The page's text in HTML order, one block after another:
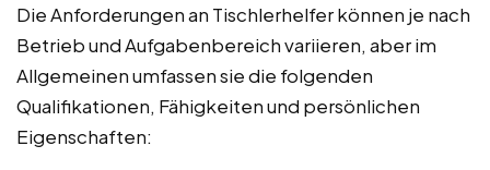
Die Anforderungen an Tischlerhelfer können je nach
Betrieb und Aufgabenbereich variieren, aber im
Allgemeinen umfassen sie die folgenden
Qualifikationen, Fähigkeiten und persönlichen
Eigenschaften: